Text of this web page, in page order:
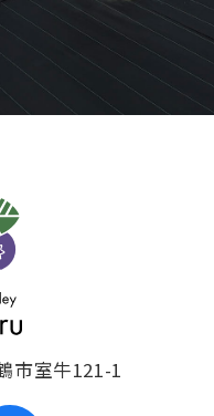
市室牛121-1